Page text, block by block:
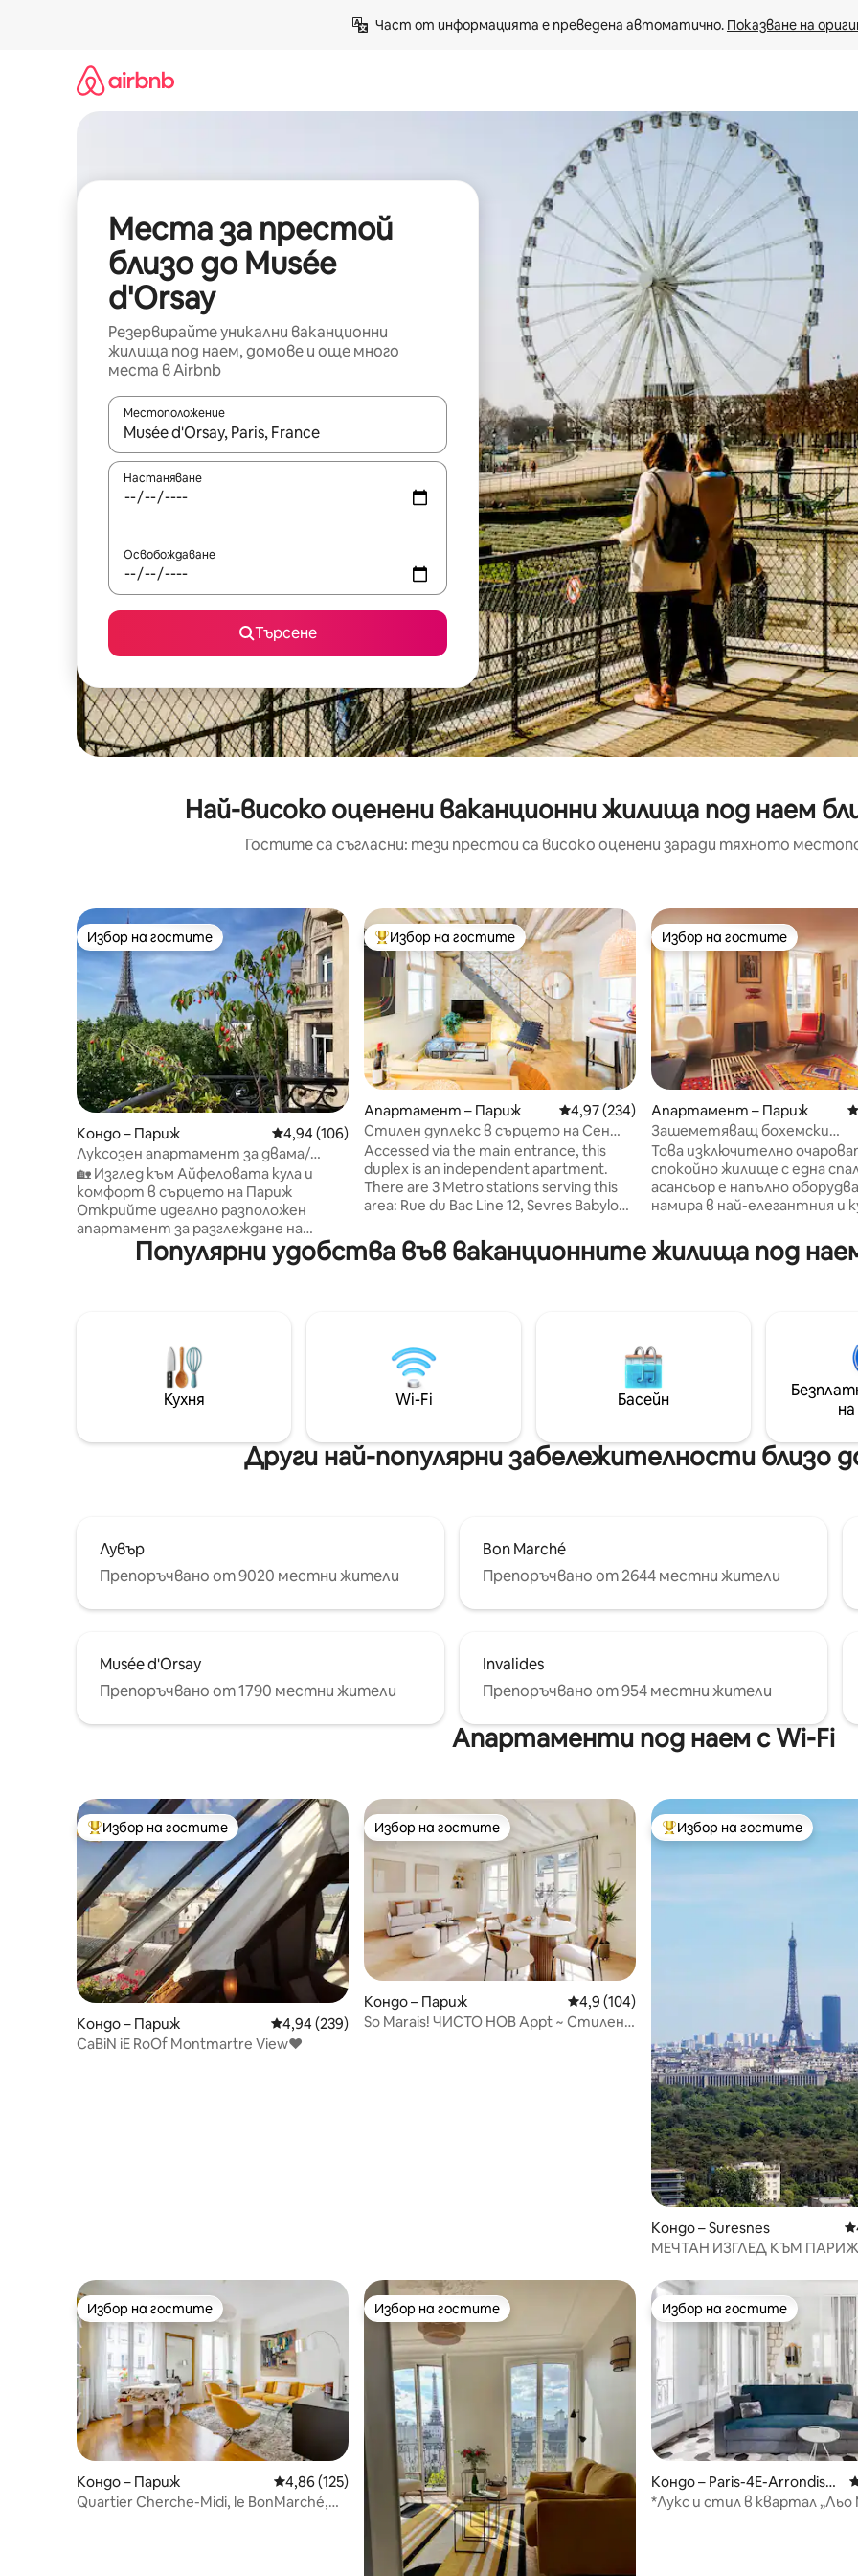
Част от информацията е преведена автоматично. Показване на
Места за престой
близо до Musée
d'Orsay
Резервирайте уникални ваканционни
жилища под наем, домове и още много
места в Airbnb
Местоположение
Когато резултатите се покажат, използвайте клавишите със стрелки нагоре и надолу или навигирайте с
Настаняване
Освобождаване
Търсене
Най-високо оценени ваканционни жилища под наем
Гостите са съгласни: тези престои са високо оценени заради тяхното
Избор на гостите
Избор на гостите
Кондо – Париж Средна оценка: 4,94 от 5, 106 отзива
4,94 (106)
Луксозен апартамент за двама/
изглед към Айфеловата кула
🏡 Изглед към Айфеловата кула и
комфорт в сърцето на Париж
Открийте идеално разположен
апартамент за разглеждане на
Париж със спираща дъха гледка към
Айфеловата кула и парижките
Елизе, Авеню Монтен и най -
добрите музеи. Сгушен в спокоен и
елегантен жилищен квартал с
магазини, отворени денонощно,
комфорт и изключително
местоположение за незабравим
Най-популярен избор на гостите
Избор на гостите
Апартамент – Париж Средна оценка: 4,97 от 5, 234 отзива
4,97 (234)
Стилен дуплекс в сърцето на Сен
Жермен с климатик
Accessed via the main entrance, this
duplex is an independent apartment.
There are 3 Metro stations serving this
area: Rue du Bac Line 12, Sevres Babylone
line 4. The apartment has an interior
stairway and may not be suitable for
While the kitchen is very well equipped,
there is no dishwashing machine.
Избор на гостите
Избор на гостите
Апартамент – Париж
Зашеметяващ бохемски
апартамент с 1 спалня
Лувъра
Това изключително
спокойно жилище с една
асансьор е напълно
намира в най-елегантния и
бохемски стил със смесица
винтидж и модерни
двойки или малки
1 дете, мястото е
изпълнено с красиви книги и
декор, благодарение на
вкус на домакина ви.
Популярни удобства във ваканционните жилища под
Кухня Wi-Fi Басейн
Други най-популярни забележителности близо
Лувър
Препоръчвано от 9020 местни жители
Bon Marché
Препоръчвано от 2644 местни жители
Musée d'Orsay
Препоръчвано от 1790 местни жители
Invalides
Препоръчвано от 954 местни жители
Апартаменти под наем с Wi-Fi
Най-популярен избор на гостите
Избор на гостите
Кондо – Париж Средна оценка: 4,94 от 5, 239 отзива
4,94 (239)
CaBiN iE RoOf Montmartre View♥
Избор на гостите
Избор на гостите
Кондо – Париж Средна оценка: 4,9 от 5, 104 отзива
4,9 (104)
So Marais! ЧИСТО НОВ Appt ~ Стилен,
Най-популярен избор на
Избор на гостите
Кондо – Suresnes
МЕЧТАН ИЗГЛЕД КЪМ ПАРИЖ
Избор на гостите
Избор на гостите
Кондо – Париж Средна оценка: 4,86 от 5, 125 отзива
4,86 (125)
Quartier Cherche-Midi, le BonMarché,
Избор на гостите
Избор на гостите Избор на гостите
Избор на гостите
Кондо – Paris-4E-Arrondisse
ment
*Лукс и стил в квартал „Льо